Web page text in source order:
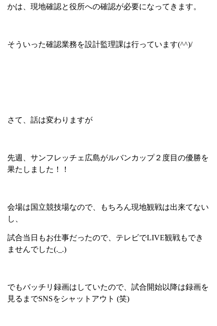
かは、現地確認と役所への確認が必要になってきます。
そういった確認業務を設計監理課は行っています(^^)/
さて、話は変わりますが
先週、サンフレッチェ広島がルバンカップ２度目の優勝を
果たしました！！
会場は国立競技場なので、もちろん現地観戦は出来てない
し、
試合当日もお仕事だったので、テレビでLIVE観戦もでき
ませんでした(._.)
でもバッチリ録画はしていたので、試合開始以降は録画を
見るまでSNSをシャットアウト (笑)